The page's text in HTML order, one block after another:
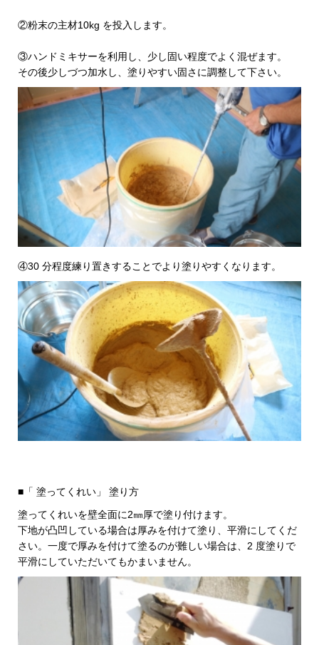
②粉末の主材10kg を投入します。
③ハンドミキサーを利用し、少し固い程度でよく混ぜます。
その後少しづつ加水し、塗りやすい固さに調整して下さい。
④30 分程度練り置きすることでより塗りやすくなります。
■「 塗ってくれい」 塗り方
塗ってくれいを壁全面に2㎜厚で塗り付けます。
下地が凸凹している場合は厚みを付けて塗り、平滑にしてくだ
さい。一度で厚みを付けて塗るのが難しい場合は、2 度塗りで
平滑にしていただいてもかまいません。